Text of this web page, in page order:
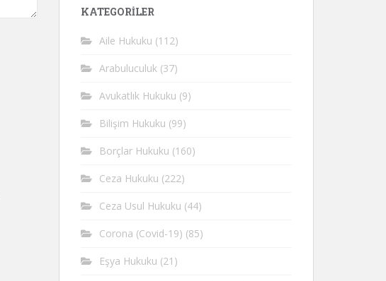
KATEGORİLER
Aile Hukuku (112)
Arabuluculuk (37)
Avukatlık Hukuku (9)
Bilişim Hukuku (99)
Borçlar Hukuku (160)
Ceza Hukuku (222)
Ceza Usul Hukuku (44)
Corona (Covid-19) (85)
Eşya Hukuku (21)